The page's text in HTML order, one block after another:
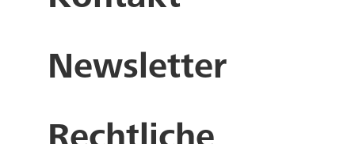
Newsletter